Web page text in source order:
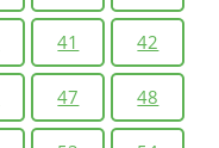
41 42
47 48